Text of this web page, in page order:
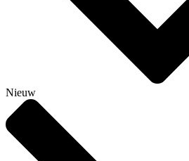
Nieuw